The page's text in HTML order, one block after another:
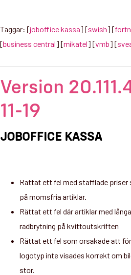
Taggar: [joboffice kassa] [swish] [
[business central] [mikatel] [vmb] [
Version
11-19
JOBOFFICE KASSA
Rättat ett fel med stafflade priser
på momsfria artiklar.
Rättat ett fel där artiklar med
radbrytning på kvittoutskriften
Rättat ett fel som orsakade att
logotyp inte visades korrekt om
stor.